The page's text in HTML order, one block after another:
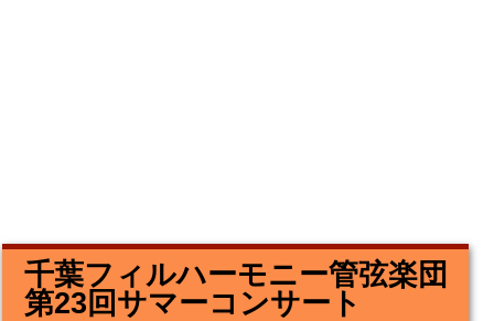
千葉フィルハーモニー管弦楽団
第23回サマーコンサート